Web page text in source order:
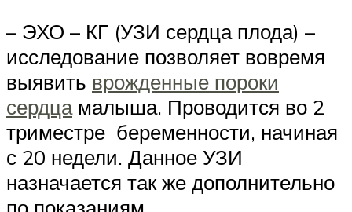
– ЭХО – КГ (УЗИ сердца плода) –
исследование позволяет вовремя
выявить врожденные пороки
сердцамалыша. Проводится во 2
триместре беременности, начиная
с 20 недели. Данное УЗИ
назначается так же дополнительно